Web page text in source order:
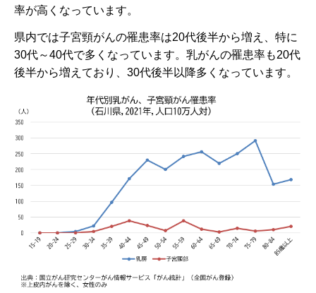
率が高くなっています。
県内では子宮頸がんの罹患率は20代後半から増え、特に
30代～40代で多くなっています。乳がんの罹患率も20代
後半から増えており、30代後半以降多くなっています。